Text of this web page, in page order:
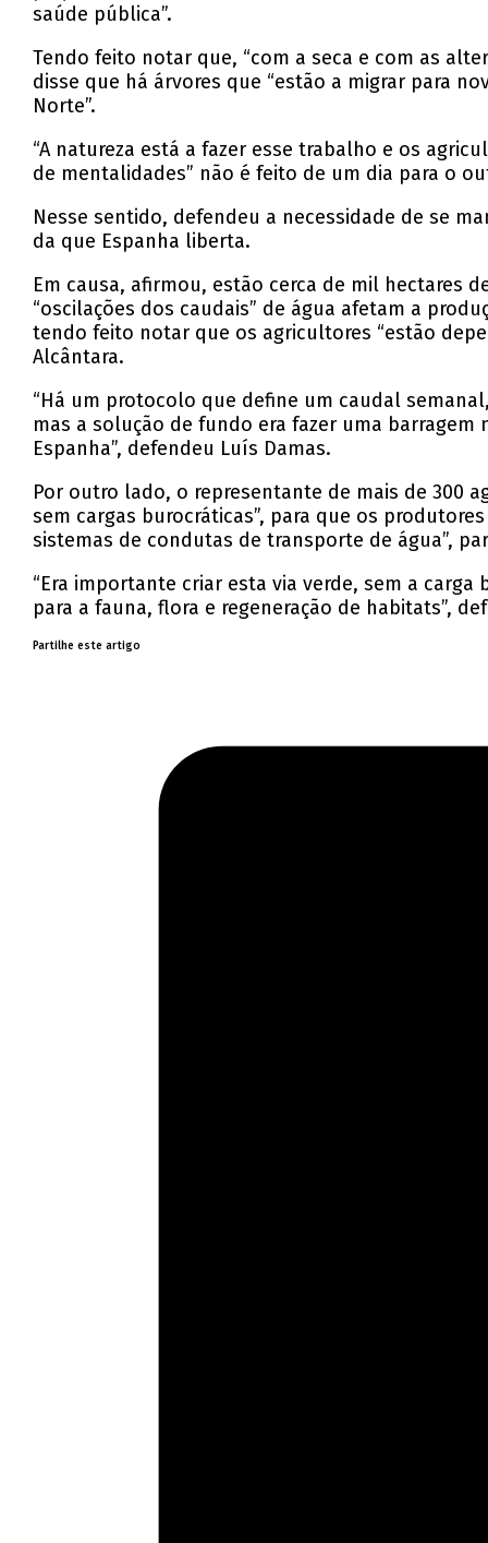
saúde pública”.
Tendo feito notar que, “com a seca e com as
disse que há árvores que “estão a migrar para
Norte”.
“A natureza está a fazer esse trabalho e os
de mentalidades” não é feito de um dia para o
Nesse sentido, defendeu a necessidade de se
da que Espanha liberta.
Em causa, afirmou, estão cerca de mil hectares
“oscilações dos caudais” de água afetam a
tendo feito notar que os agricultores “estão
Alcântara.
“Há um protocolo que define um caudal
mas a solução de fundo era fazer uma
Espanha”, defendeu Luís Damas.
Por outro lado, o representante de mais de 300
sem cargas burocráticas”, para que os
sistemas de condutas de transporte de água”,
“Era importante criar esta via verde, sem a
para a fauna, flora e regeneração de habitats”,
Partilhe este artigo